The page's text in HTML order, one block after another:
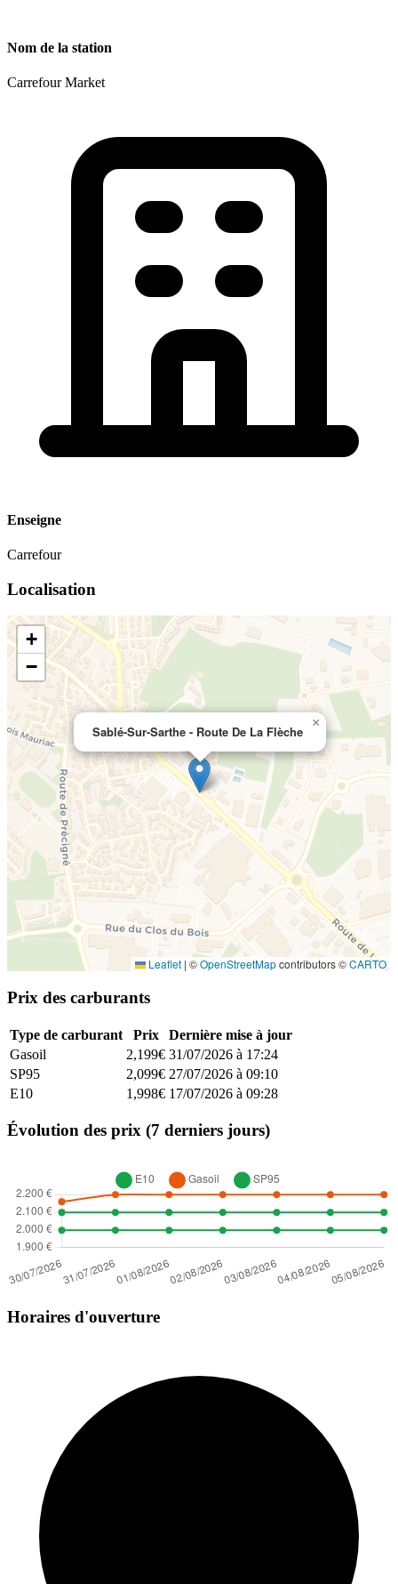
Nom de la station
Carrefour Market
Enseigne
Carrefour
Localisation
Sablé-Sur-Sarthe - Route De La Flèche
×
+
−
Leaflet | ©OpenStreetMapcontributors ©CARTO
Prix des carburants
Type de carburant Prix
Dernière mise à jour
Gasoil
2,199€ 31/07/2026 à 17:24
SP95
2,099€ 27/07/2026 à 09:10
E10
1,998€ 17/07/2026 à 09:28
Évolution des prix (7 derniers jours)
Horaires d'ouverture